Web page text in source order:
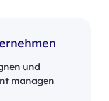
und
managen